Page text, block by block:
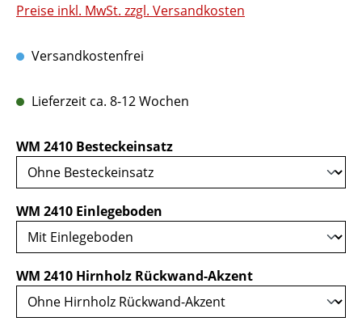
Preise inkl. MwSt. zzgl. Versandkosten
Versandkostenfrei
Lieferzeit ca. 8-12 Wochen
WM 2410 Besteckeinsatzauswählen
WM 2410 Einlegeboden
WM 2410 Hirnholz Rückwand-Akzentauswählen